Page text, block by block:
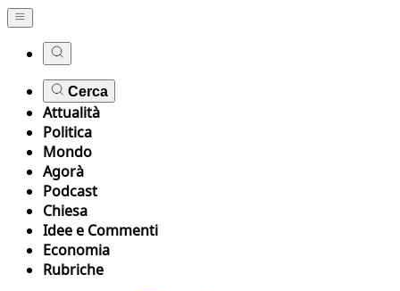
Cerca
Attualità
Politica
Mondo
Agorà
Podcast
Chiesa
Idee e Commenti
Economia
Rubriche